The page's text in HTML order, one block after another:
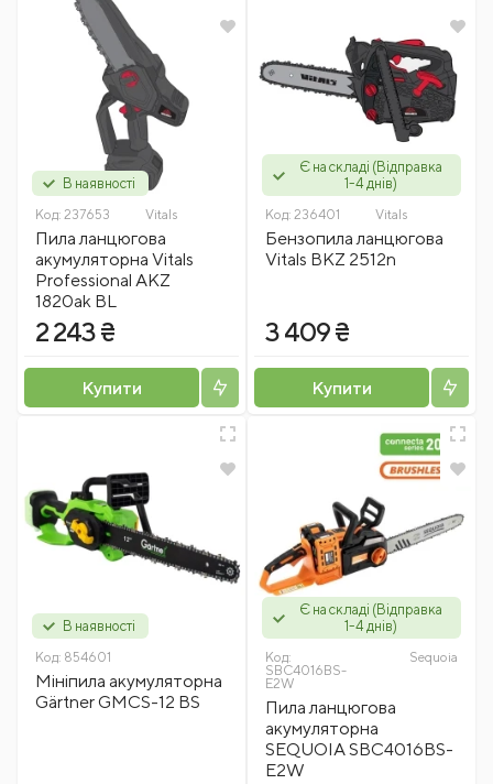
В наявності
Код: 237653 Vitals
Пила ланцюгова
акумуляторна Vitals
Professional AKZ
1820ak BL
2 243 ₴
Купити
Є на складі (Відправка
1-4 днів)
Код: 236401 Vitals
Бензопила ланцюгова
Vitals BKZ 2512n
3 409 ₴
Купити
В наявності
Код: 854601
Мініпила акумуляторна
Gärtner GMCS-12 BS
Є на складі (Відправка
1-4 днів)
Код:
SBC4016BS-
E2W
Sequoia
Пила ланцюгова
акумуляторна
SEQUOIA SBC4016BS-
E2W